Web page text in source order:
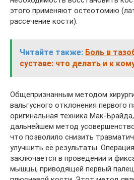
этого применяют остеотомию
рассечение кости).
Читайте также: Боль в
суставе: что делать и к
Общепризнанным методом
вальгусного отклонения первого
оригинальная техника Мак-
дальнейшем метод
что позволило снизить
улучшить её результаты.
заключается в проведении и
мышцы, приводящей первый